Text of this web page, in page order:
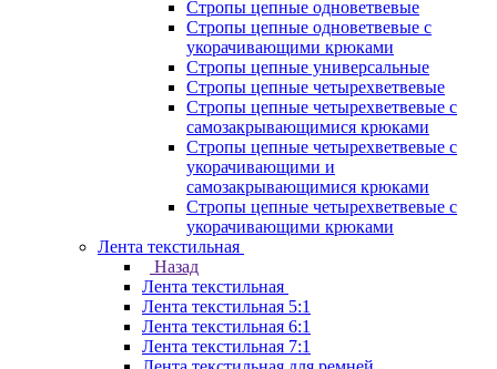
Стропы цепные одноветвевые
Стропы цепные одноветвевые с
укорачивающими крюками
Стропы цепные универсальные
Стропы цепные четырехветвевые
Стропы цепные четырехветвевые с
самозакрывающимися крюками
Стропы цепные четырехветвевые с
укорачивающими и
самозакрывающимися крюками
Стропы цепные четырехветвевые с
укорачивающими крюками
Лента текстильная
Назад
Лента текстильная
Лента текстильная 5:1
Лента текстильная 6:1
Лента текстильная 7:1